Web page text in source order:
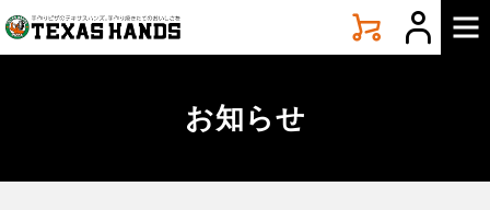
手
づ
く
お知らせ